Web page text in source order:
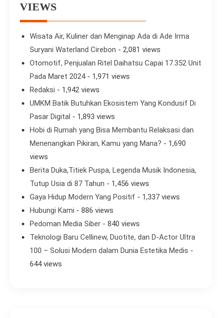
VIEWS
Wisata Air, Kuliner dan Menginap Ada di Ade Irma
Suryani Waterland Cirebon - 2,081 views
Otomotif, Penjualan Ritel Daihatsu Capai 17.352 Unit
Pada Maret 2024- 1,971 views
Redaksi - 1,942 views
UMKM Batik Butuhkan Ekosistem Yang Kondusif Di
Pasar Digital - 1,893 views
Hobi di Rumah yang Bisa Membantu Relaksasi dan
Menenangkan Pikiran, Kamu yang Mana? - 1,690
views
Berita Duka,Titiek Puspa, Legenda Musik Indonesia,
Tutup Usia di 87 Tahun - 1,456 views
Gaya Hidup Modern Yang Positif - 1,337 views
Hubungi Kami - 886 views
Pedoman Media Siber - 840 views
Teknologi Baru Cellinew, Duotite, dan D-Actor Ultra
100 – Solusi Modern dalam Dunia Estetika Medis -
644 views